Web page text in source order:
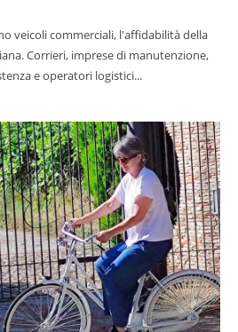
veicoli commerciali, l'affidabilità della
Corrieri, imprese di manutenzione,
e operatori logistici...